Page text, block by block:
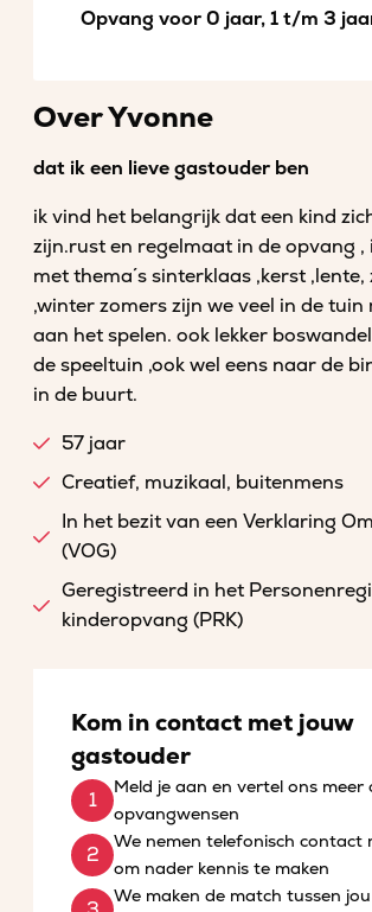
Opvang voor 0 jaar, 1 t/m 3
Over Yvonne
dat ik een lieve gastouder ben
ik vind het belangrijk dat een kind
zijn.rust en regelmaat in de opvang ,
met thema´s sinterklaas ,kerst
,winter zomers zijn we veel in de
aan het spelen. ook lekker
de speeltuin ,ook wel eens naar de
in de buurt.
57 jaar
Creatief, muzikaal, buitenmens
In het bezit van een Verklaring
(VOG)
Geregistreerd in het
kinderopvang (PRK)
Kom in contact met jouw
gastouder
Meld je aan en vertel ons meer
opvangwensen
We nemen telefonisch contact
om nader kennis te maken
We maken de match tussen